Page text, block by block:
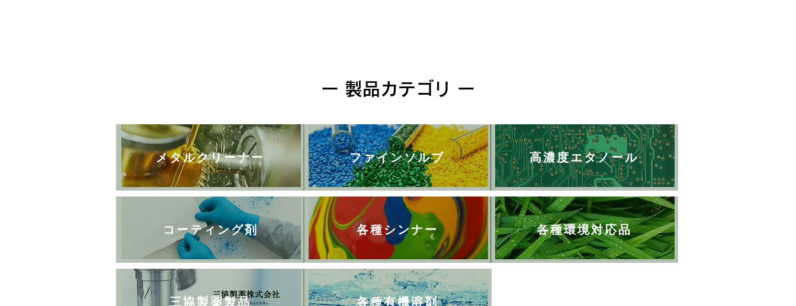
ー 製品カテゴリ ー
メタルクリーナー
コーティング剤
三協製薬製品
ファインソルブ
各種シンナー
各種有機溶剤
高濃度エタノール
各種環境対応品